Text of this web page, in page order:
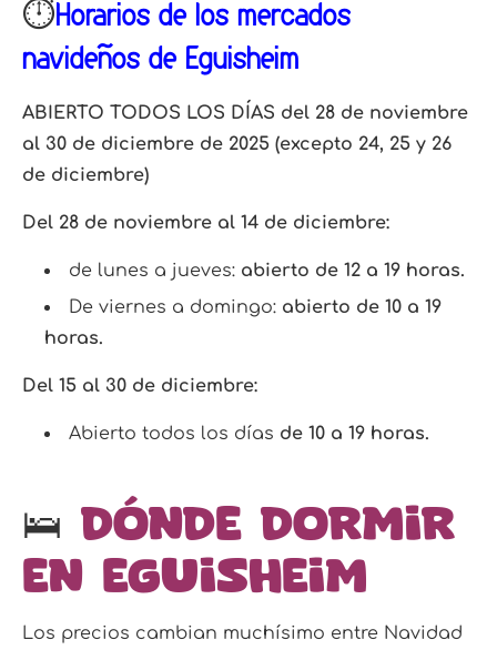
⏱️Horarios de los mercados
navideños de Eguisheim
ABIERTO TODOS LOS DÍAS del 28 de noviembre
al 30 de diciembre de 2025 (excepto 24, 25 y 26
de diciembre)
Del 28 de noviembre al 14 de diciembre:
de lunes a jueves: abierto de 12 a 19 horas.
De viernes a domingo: abierto de 10 a 19
horas.
Del 15 al 30 de diciembre:
Abierto todos los días de 10 a 19 horas.
🛌 Dónde dormir
en Eguisheim
Los precios cambian muchísimo entre Navidad